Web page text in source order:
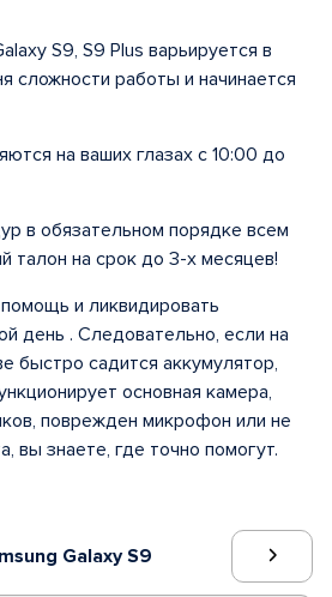
Galaxy S9
S9, S9 Plus варьируется в
сложности работы и начинается
на ваших глазах с 10:00 до
в обязательном порядке всем
талон на срок до 3-х месяцев!
и ликвидировать
день . Следовательно, если на
быстро садится аккумулятор,
основная камера,
поврежден микрофон или не
вы знаете, где точно помогут.